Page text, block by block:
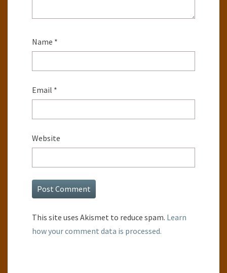
Name *
Email *
Website
This site uses Akismet to reduce spam. Learn
how your comment data is processed.